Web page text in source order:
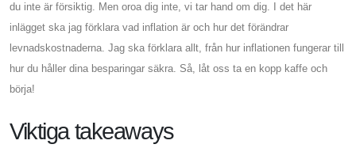
du inte är försiktig. Men oroa dig inte, vi tar hand om dig. I det här
inlägget ska jag förklara vad inflation är och hur det förändrar
levnadskostnaderna. Jag ska förklara allt, från hur inflationen fungerar till
hur du håller dina besparingar säkra. Så, låt oss ta en kopp kaffe och
börja!
Viktiga takeaways